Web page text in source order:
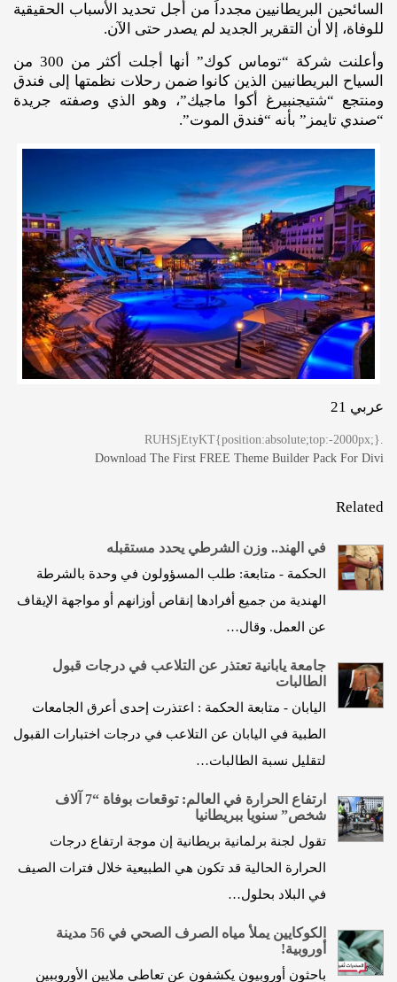
السائحين البريطانيين مجدداً من أجل تحديد الأسباب الحقيقية
للوفاة، إلا أن التقرير الجديد لم يصدر حتى الآن.
وأعلنت شركة “توماس كوك” أنها أجلت أكثر من 300 من
السياح البريطانيين الذين كانوا ضمن رحلات نظمتها إلى فندق
ومنتجع “شتيجنبيرغ أكوا ماجيك”، وهو الذي وصفته جريدة
“صندي تايمز” بأنه “فندق الموت”.
عربي 21
Download The First FREE Theme Builder Pack For Divi
Related
في الهند.. وزن الشرطي يحدد مستقبله
الحكمة - متابعة: طلب المسؤولون في وحدة بالشرطة
الهندية من جميع أفرادها إنقاص أوزانهم أو مواجهة الإيقاف
عن العمل. وقال…
جامعة يابانية تعتذر عن التلاعب في درجات قبول
الطالبات
اليابان - متابعة الحكمة : اعتذرت إحدى أعرق الجامعات
الطبية في اليابان عن التلاعب في درجات اختبارات القبول
لتقليل نسبة الطالبات…
ارتفاع الحرارة في العالم: توقعات بوفاة “7 آلاف
شخص” سنويا ببريطانيا
تقول لجنة برلمانية بريطانية إن موجة ارتفاع درجات
الحرارة الحالية قد تكون هي الطبيعية خلال فترات الصيف
في البلاد بحلول…
الكوكايين يملأ مياه الصرف الصحي في 56 مدينة
أوروبية!
باحثون أوروبيون يكشفون عن تعاطي ملايين الأوروببين